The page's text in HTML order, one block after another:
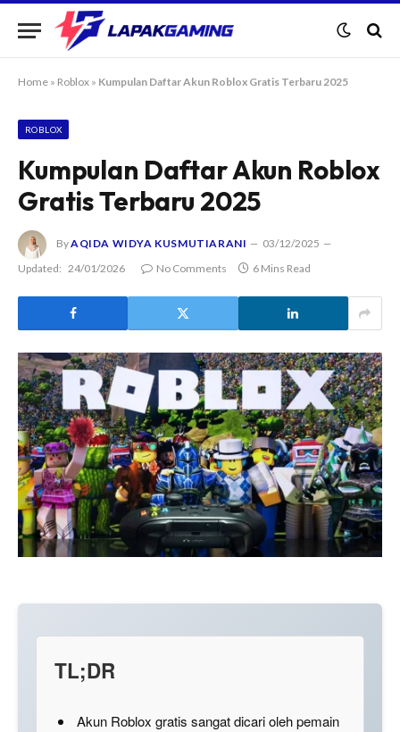
Home » Roblox » Kumpulan Daftar Akun Roblox Gratis Terbaru 2025
ROBLOX
Kumpulan Daftar Akun Roblox
Gratis Terbaru 2025
ByAQIDA WIDYA KUSMUTIARANI
03/12/2025
Updated: 24/01/2026 No Comments 6 Mins Read
TL;DR
Akun Roblox gratis sangat dicari oleh pemain